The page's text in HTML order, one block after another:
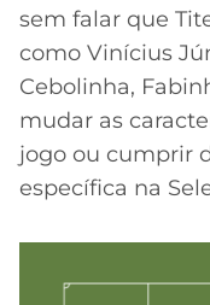
sem falar que
como Vinícius
Cebolinha,
mudar as
jogo ou cumprir
específica na